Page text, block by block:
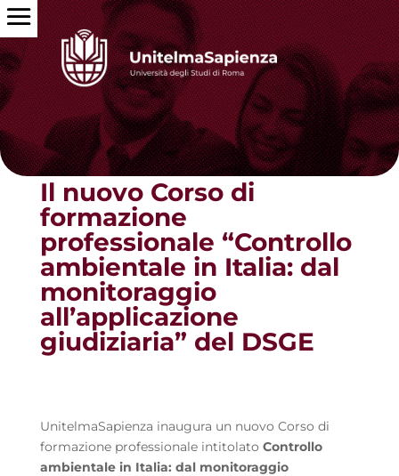
Torna alle news
Il nuovo Corso di
formazione
professionale “Controllo
ambientale in Italia: dal
monitoraggio
all’applicazione
giudiziaria” del DSGE
UnitelmaSapienza inaugura un nuovo Corso di
formazione professionale intitolato Controllo
ambientale in Italia: dal monitoraggio